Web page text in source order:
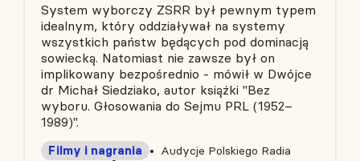
System wyborczy ZSRR był pewnym typem
idealnym, który oddziaływał na systemy
wszystkich państw będących pod dominacją
sowiecką. Natomiast nie zawsze był on
implikowany bezpośrednio - mówił w Dwójce
dr Michał Siedziako, autor książki "Bez
wyboru. Głosowania do Sejmu PRL (1952–
1989)".
Audycje Polskiego Radia
Filmy i nagrania